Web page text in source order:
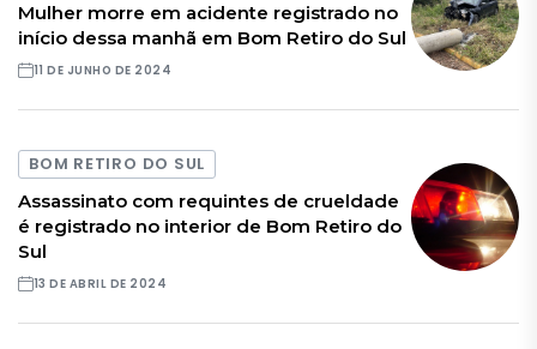
Mulher morre em acidente registrado no
início dessa manhã em Bom Retiro do Sul
11 DE JUNHO DE 2024
BOM RETIRO DO SUL
Assassinato com requintes de crueldade
é registrado no interior de Bom Retiro do
Sul
13 DE ABRIL DE 2024